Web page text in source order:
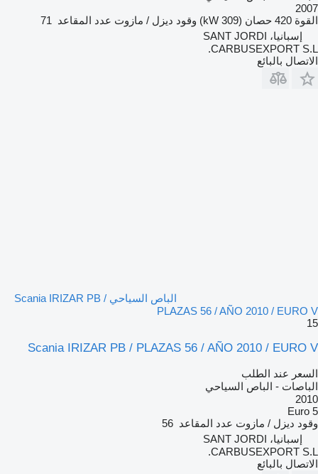
2007
القوة 420 حصان (309 kW) وقود ديزل / مازوت عدد المقاعد 71
إسبانيا، SANT JORDI
CARBUSEXPORT S.L.
الاتصال بالبائع
الباص السياحي Scania IRIZAR PB /
PLAZAS 56 / AÑO 2010 / EURO V
15
Scania IRIZAR PB / PLAZAS 56 / AÑO 2010 / EURO V
السعر عند الطلب
الباصات - الباص السياحي
2010
Euro 5
وقود ديزل / مازوت عدد المقاعد 56
إسبانيا، SANT JORDI
CARBUSEXPORT S.L.
الاتصال بالبائع